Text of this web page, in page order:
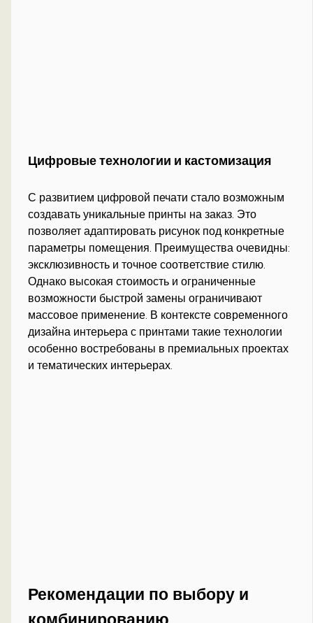
Цифровые технологии и кастомизация
С развитием цифровой печати стало возможным
создавать уникальные принты на заказ. Это
позволяет адаптировать рисунок под конкретные
параметры помещения. Преимущества очевидны:
эксклюзивность и точное соответствие стилю.
Однако высокая стоимость и ограниченные
возможности быстрой замены ограничивают
массовое применение. В контексте современного
дизайна интерьера с принтами такие технологии
особенно востребованы в премиальных проектах
и тематических интерьерах.
Рекомендации по выбору и